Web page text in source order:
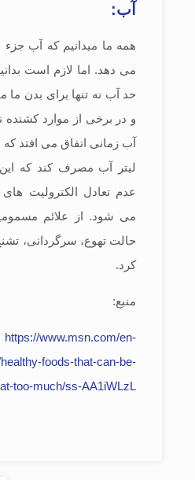
آب:
همه ما میدانیم که آب
می دهد. اما لازم است
حد آب نه تنها برای بدن ما
و در برخی از موارد
لیتر آب مصرف کند که این
عدم تعادل الکترولیت
می شود. از علائم
حالت تهوع، سرگردانی،
کرد.
منبع:
https://www.msn.com/en-
foods-that-can-be-
too-much/ss-AA1iWLzL